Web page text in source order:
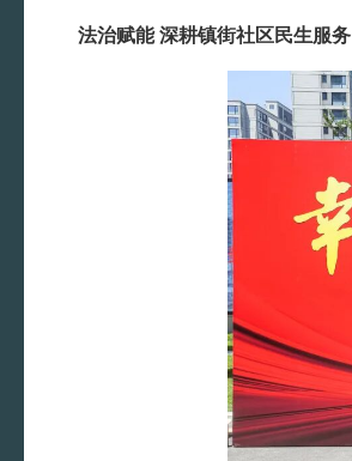
法治赋能 深耕镇街社区民生服务